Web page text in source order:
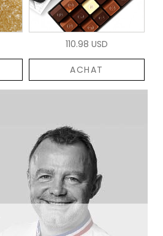
110.98 USD
ACHAT